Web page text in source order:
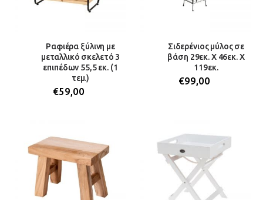
Ραφιέρα ξύλινη με
μεταλλικό σκελετό 3
επιπέδων 55,5 εκ. (1
τεμ.)
€59,00
Σιδερένιος μύλος σε
βάση 29εκ. Χ 46εκ. Χ
119εκ.
€99,00